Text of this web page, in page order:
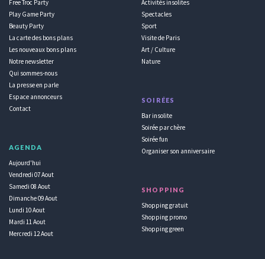
Free Troc Party
Play Game Party
Beauty Party
La carte des bons plans
Les nouveaux bons plans
Notre newsletter
Qui sommes-nous
La presse en parle
Espace annonceurs
Contact
AGENDA
Aujourd'hui
Vendredi 07 Aout
Samedi 08 Aout
Dimanche 09 Aout
Lundi 10 Aout
Mardi 11 Aout
Mercredi 12 Aout
Activités insolites
Spectacles
Sport
Visite de Paris
Art / Culture
Nature
SOIRÉES
Bar insolite
Soirée par chère
Soirée fun
Organiser son anniversaire
SHOPPING
Shopping gratuit
Shopping promo
Shopping green